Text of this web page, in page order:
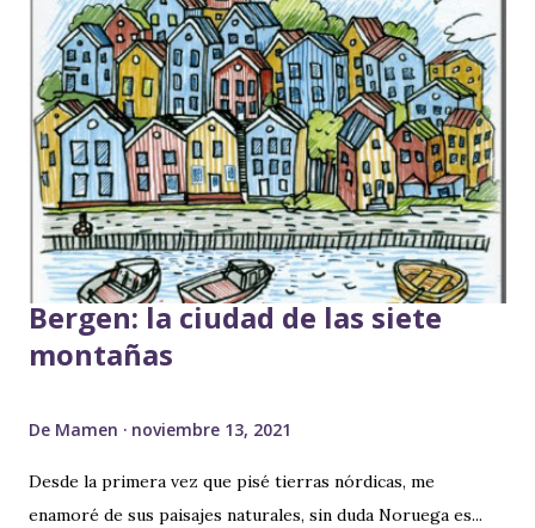
Bergen: la ciudad de las siete
montañas
De Mamen noviembre 13, 2021
Desde la primera vez que pisé tierras nórdicas, me
enamoré de sus paisajes naturales, sin duda Noruega es...